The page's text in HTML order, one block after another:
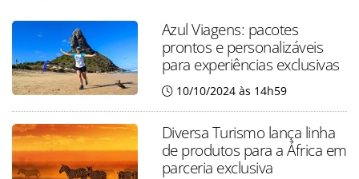
Azul Viagens: pacotes
prontos e personalizáveis
para experiências exclusivas
10/10/2024 às 14h59
Diversa Turismo lança linha
de produtos para a África em
parceria exclusiva